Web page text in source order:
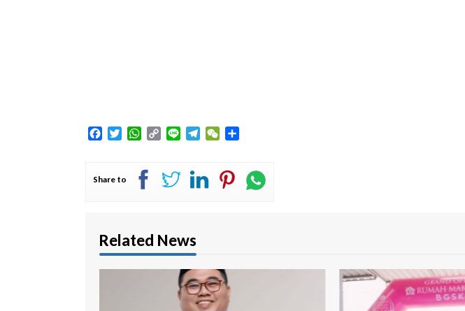
FacebookTwitterWhatsApp
Copy
Line TelegramWeChat
Share to
Related News